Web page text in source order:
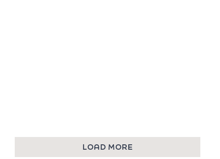
LOAD MORE